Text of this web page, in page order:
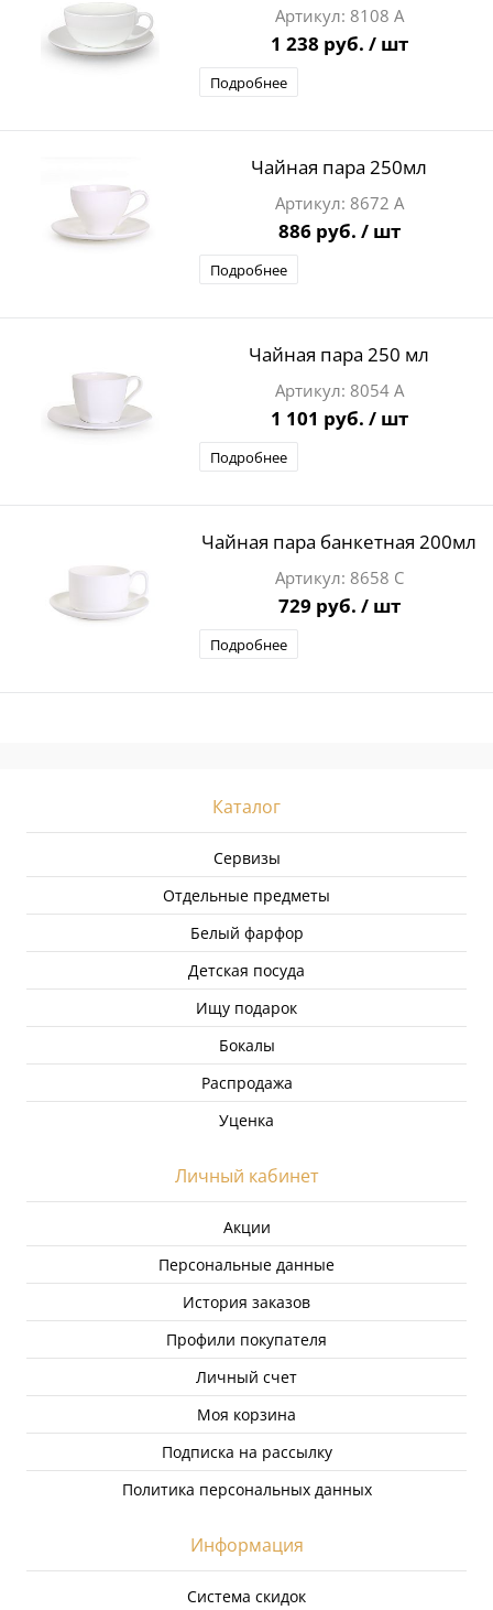
8108 А
1 238 руб. / шт
Подробнее
Чайная пара 250мл
8672 А
886 руб. / шт
Подробнее
Чайная пара 250 мл
8054 А
1 101 руб. / шт
Подробнее
Чайная пара банкетная 200мл
8658 С
729 руб. / шт
Подробнее
Каталог
Сервизы
Отдельные предметы
Белый фарфор
Детская посуда
Ищу подарок
Бокалы
Распродажа
Уценка
Личный кабинет
Акции
Персональные данные
История заказов
Профили покупателя
Личный счет
Моя корзина
Подписка на рассылку
Политика персональных данных
Информация
Система скидок